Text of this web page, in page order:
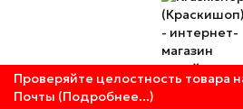
Проверяйте целостность товара
Почты (Подробнее...)